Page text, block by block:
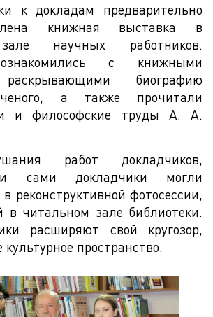
к докладам предварительно
книжная выставка в
научных работников.
с книжными
биографию
а также прочитали
и философские труды А. А.
работ докладчиков,
и сами докладчики могли
реконструктивной фотосессии,
в читальном зале библиотеки.
расширяют свой кругозор,
культурное пространство.